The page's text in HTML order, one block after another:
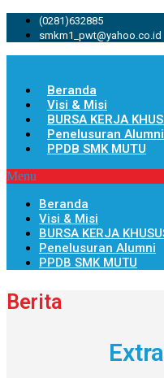
(0281)632885
smkm1_pwt@yahoo.co.id
Beranda
Visi & Misi
BURSA KERJA
Penelusuran Alumni
PPDB SMK MUTU
Menu
Beranda
Visi & Misi
BURSA KERJA
Penelusuran Alumni
PPDB SMK MUTU
Berita